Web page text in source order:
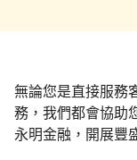
無論您是直接服務
務，我們都會協助
永明金融，開展豐